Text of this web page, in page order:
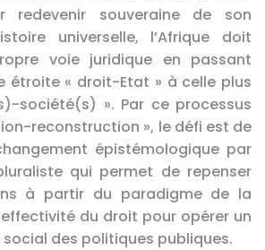
redevenir souveraine de son
universelle, l’Afrique doit
voie juridique en passant
étroite « droit-Etat » à celle plus
société(s) ». Par ce processus
reconstruction », le défi est de
épistémologique par
qui permet de repenser
à partir du paradigme de la
du droit pour opérer un
des politiques publiques.